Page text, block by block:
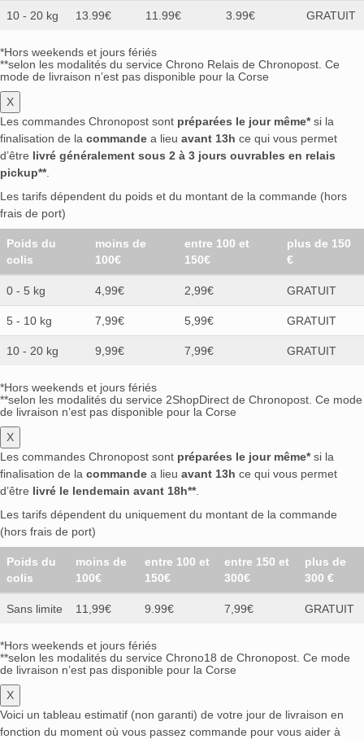
10 - 20 kg 13.99€ 11.99€ 3.99€ GRATUIT
*Hors weekends et jours fériés
**selon les modalités du service Chrono Relais de Chronopost. Ce
mode de livraison n’est pas disponible pour la Corse
X
Les commandes Chronopost sont préparées le jour même*si la
finalisation de la commande a lieu avant 13h ce qui vous permet
d’être livré généralement sous 2 à 3 jours ouvrables en relais
pickup**.
Les tarifs dépendent du poids et du montant de la commande (hors
frais de port)
Poids du
colis
moins de
100€
entre 100 et
150€
plus de 150
€
0 - 5 kg 4,99€ 2,99€ GRATUIT
5 - 10 kg 7,99€ 5,99€ GRATUIT
10 - 20 kg 9,99€ 7,99€ GRATUIT
*Hors weekends et jours fériés
**selon les modalités du service 2ShopDirect de Chronopost. Ce mode
de livraison n’est pas disponible pour la Corse
X
Les commandes Chronopost sont préparées le jour même*si la
finalisation de la commande a lieu avant 13h ce qui vous permet
d’être livré le lendemain avant 18h**.
Les tarifs dépendent du uniquement du montant de la commande
(hors frais de port)
Poids du
colis
moins de
100€
entre 100 et
150€
entre 150 et
300€
plus de
300 €
Sans limite 11,99€ 9.99€ 7,99€ GRATUIT
*Hors weekends et jours fériés
**selon les modalités du service Chrono18 de Chronopost. Ce mode
de livraison n’est pas disponible pour la Corse
X
Voici un tableau estimatif (non garanti) de votre jour de livraison en
fonction du moment où vous passez commande pour vous aider à